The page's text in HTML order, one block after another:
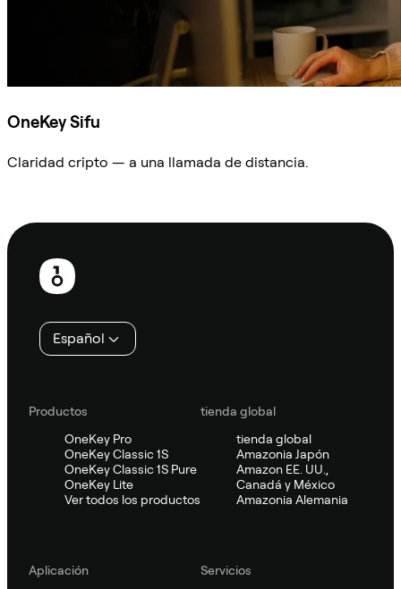
OneKey Sifu
Claridad cripto — a una llamada de distancia.
Pie
página
Español
Productos
OneKey Pro
OneKey Classic 1S
OneKey Classic 1S Pure
OneKey Lite
Ver todos los productos
tienda global
tienda global
Amazonia Japón
Amazon EE. UU.,
Canadá y México
Amazonia Alemania
Aplicación
Servicios